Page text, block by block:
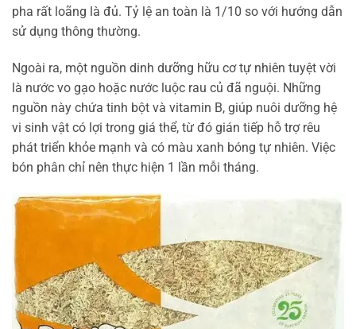
pha rất loãng là đủ. Tỷ lệ an toàn là 1/10 so với hướng dẫn
sử dụng thông thường.
Ngoài ra, một nguồn dinh dưỡng hữu cơ tự nhiên tuyệt vời
là nước vo gạo hoặc nước luộc rau củ đã nguội. Những
nguồn này chứa tinh bột và vitamin B, giúp nuôi dưỡng hệ
vi sinh vật có lợi trong giá thể, từ đó gián tiếp hỗ trợ rêu
phát triển khỏe mạnh và có màu xanh bóng tự nhiên. Việc
bón phân chỉ nên thực hiện 1 lần mỗi tháng.